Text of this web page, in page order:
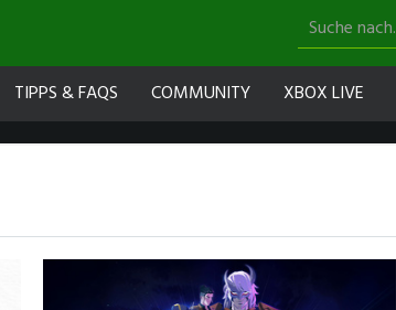
TIPPS & FAQS COMMUNITY XBOX LIVE